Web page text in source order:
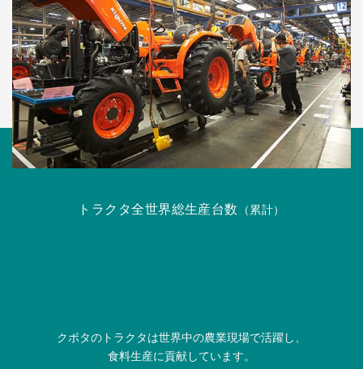
トラクタ全世界総生産台数 （累計）
クボタのトラクタは世界中の農業現場で活躍し、
食料生産に貢献しています。